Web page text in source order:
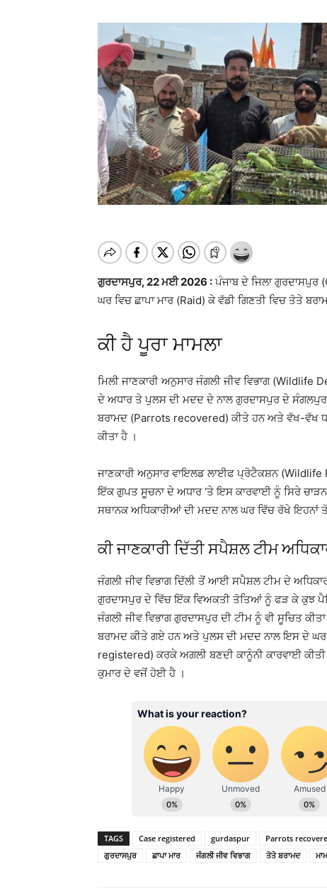
ਗੁਰਦਾਸਪੁਰ, 22 ਮਈ 2026 : ਪੰਜਾਬ ਦੇ ਜਿਲਾ ਗੁਰਦਾਸਪੁਰ
ਘਰ ਵਿਚ ਛਾਪਾ ਮਾਰ (Raid) ਕੇ ਵੱਡੀ ਗਿਣਤੀ ਵਿਚ ਤੋਤੇ
ਕੀ ਹੈ ਪੂਰਾ ਮਾਮਲਾ
ਮਿਲੀ ਜਾਣਕਾਰੀ ਅਨੁਸਾਰ ਜੰਗਲੀ ਜੀਵ ਵਿਭਾਗ
ਦੇ ਅਧਾਰ ਤੇ ਪੁਲਸ ਦੀ ਮਦਦ ਦੇ ਨਾਲ ਗੁਰਦਾਸਪੁਰ ਦੇ
ਬਰਾਮਦ (Parrots recovered) ਕੀਤੇ ਹਨ ਅਤੇ ਵੱਖ-ਵੱਖ
ਕੀਤਾ ਹੈ ।
ਜਾਣਕਾਰੀ ਅਨੁਸਾਰ ਵਾਇਲਡ ਲਾਈਫ ਪ੍ਰੋਟੈਕਸ਼ਨ (Wildlife
ਇੱਕ ਗੁਪਤ ਸੂਚਨਾ ਦੇ ਅਧਾਰ ‘ਤੇ ਇਸ ਕਾਰਵਾਈ ਨੂੰ ਸਿਰੇ
ਸਥਾਨਕ ਅਧਿਕਾਰੀਆਂ ਦੀ ਮਦਦ ਨਾਲ ਘਰ ਵਿੱਚ ਰੱਖੇ ਇਹਨਾਂ
ਕੀ ਜਾਣਕਾਰੀ ਦਿੱਤੀ ਸਪੈਸ਼ਲ ਟੀਮ
ਜੰਗਲੀ ਜੀਵ ਵਿਭਾਗ ਦਿੱਲੀ ਤੋਂ ਆਈ ਸਪੈਸ਼ਲ ਟੀਮ ਦੇ
ਗੁਰਦਾਸਪੁਰ ਦੇ ਵਿੱਚ ਇੱਕ ਵਿਅਕਤੀ ਤੋਤਿਆਂ ਨੂੰ ਫੜ ਕੇ ਕੁਝ
ਜੰਗਲੀ ਜੀਵ ਵਿਭਾਗ ਗੁਰਦਾਸਪੁਰ ਦੀ ਟੀਮ ਨੂੰ ਵੀ ਸੂਚਿਤ
ਬਰਾਮਦ ਕੀਤੇ ਗਏ ਹਨ ਅਤੇ ਪੁਲਸ ਦੀ ਮਦਦ ਨਾਲ ਇਸ ਦੇ ਘਰ
registered) ਕਰਕੇ ਅਗਲੀ ਬਣਦੀ ਕਾਨੂੰਨੀ ਕਾਰਵਾਈ
ਕੁਮਾਰ ਦੇ ਵਜੋਂ ਹੋਈ ਹੈ ।
TAGS Case registered gurdaspur Parrots
ਗੁਰਦਾਸਪੁਰ
ਛਾਪਾ ਮਾਰ ਜੰਗਲੀ ਜੀਵ ਵਿਭਾਗ ਤੋਤੇ ਬਰਾਮਦ